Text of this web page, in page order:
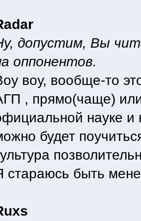
допустим, Вы
оппонентов.
воу, вообще-то
, прямо(чаще) или
науке и
будет
стараюсь быть